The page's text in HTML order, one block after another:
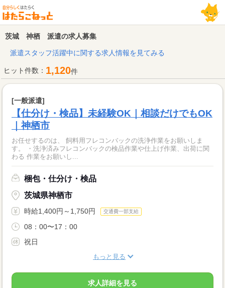
茨城 神栖 派遣の求人募集
派遣スタッフ活躍中に関する求人情報を見てみる
ヒット件数： 1,120件
[一般派遣]
【仕分け・検品】未経験OK｜相談だけでもOK
｜神栖市
お任せするのは、 飼料用フレコンバックの洗浄作業をお願いしま
す。 ・洗浄済みフレコンバックの検品作業や仕上げ作業、出荷に関
わる 作業をお願いし...
梱包・仕分け・検品
茨城県神栖市
時給1,400円～1,750円 交通費一部支給
08：00〜17：00
祝日
もっと見る
求人詳細を見る